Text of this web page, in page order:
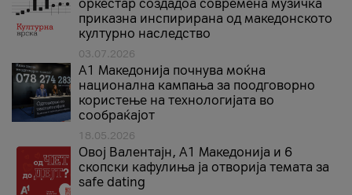
оркестар создадоа современа музичка
приказна инспирирана од македонското
културно наследство
03.07.2026
A1 Македонија почнува моќна
национална кампања за поодговорно
користење на технологијата во
сообраќајот
18.05.2026
Овој Валентајн, A1 Македонија и 6
скопски кафулиња ја отворија темата за
safe dating